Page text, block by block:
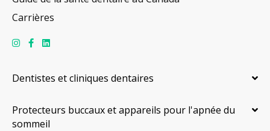
Carrières
Dentistes et cliniques dentaires
Protecteurs buccaux et appareils pour l'apnée du
sommeil